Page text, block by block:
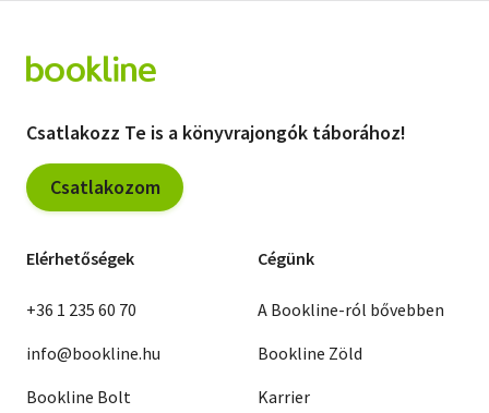
Csatlakozz Te is a könyvrajongók táborához!
Csatlakozom
Elérhetőségek
+36 1 235 60 70
info@bookline.hu
Bookline Bolt
Cégünk
A Bookline-ról bővebben
Bookline Zöld
Karrier